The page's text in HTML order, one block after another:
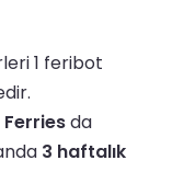
1 feribot
Ferriesda
3 haftalık